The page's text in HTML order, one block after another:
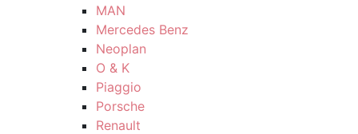
MAN
Mercedes Benz
Neoplan
O & K
Piaggio
Porsche
Renault